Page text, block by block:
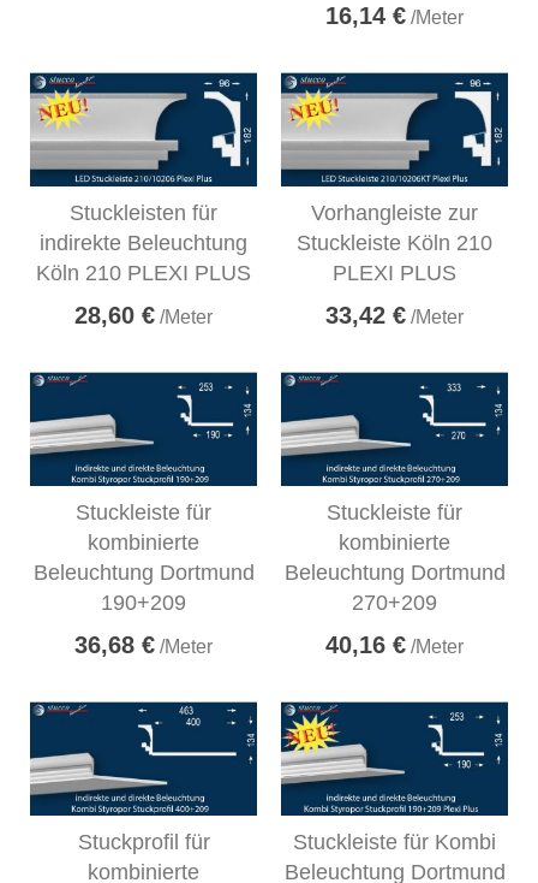
16,14 € /Meter
Stuckleisten für
indirekte Beleuchtung
Köln 210 PLEXI PLUS
28,60 € /Meter
Vorhangleiste zur
Stuckleiste Köln 210
PLEXI PLUS
33,42 € /Meter
Stuckleiste für
kombinierte
Beleuchtung Dortmund
190+209
36,68 € /Meter
Stuckleiste für
kombinierte
Beleuchtung Dortmund
270+209
40,16 € /Meter
Stuckprofil für
kombinierte
Stuckleiste für Kombi
Beleuchtung Dortmund